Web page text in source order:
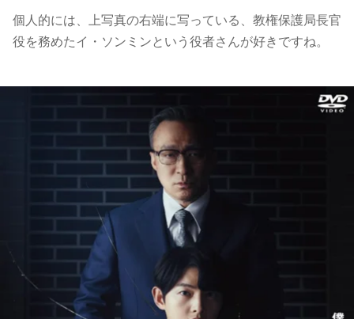
個人的には、上写真の右端に写っている、教権保護局長官
役を務めたイ・ソンミンという役者さんが好きですね。